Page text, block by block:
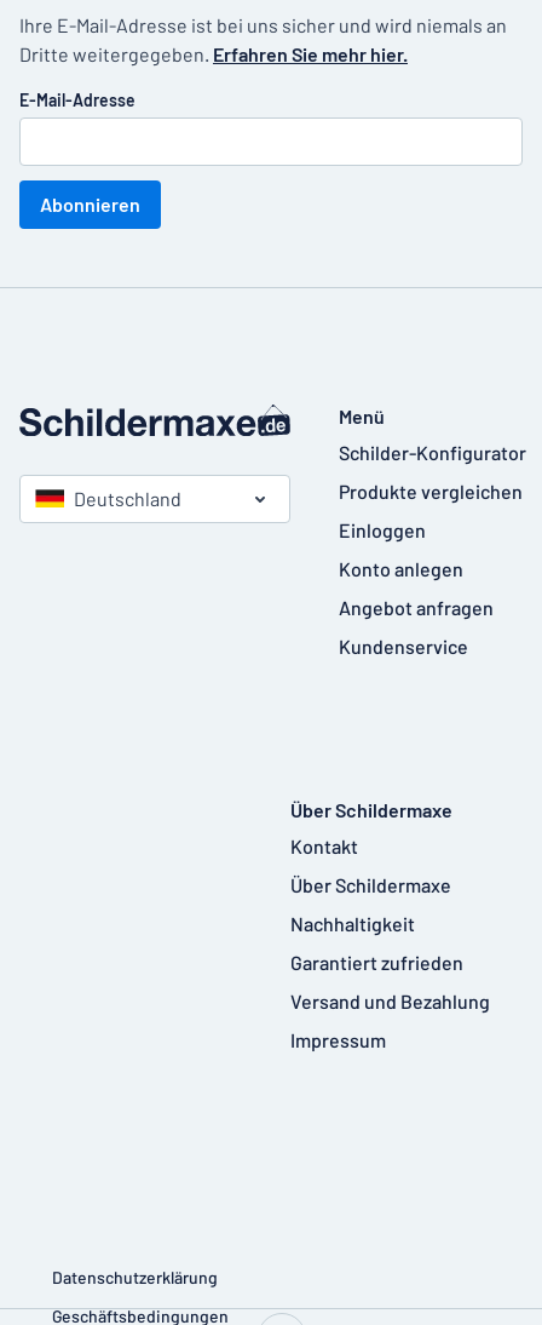
Ihre E-Mail-Adresse ist bei uns sicher und wird niemals an
Dritte weitergegeben. Erfahren Sie mehr hier.
E-Mail-Adresse
Abonnieren
Deutschland
Menü
Schilder-Konfigurator
Produkte vergleichen
Einloggen
Konto anlegen
Angebot anfragen
Kundenservice
Über Schildermaxe
Kontakt
Über Schildermaxe
Nachhaltigkeit
Garantiert zufrieden
Versand und Bezahlung
Impressum
Datenschutzerklärung
Geschäftsbedingungen